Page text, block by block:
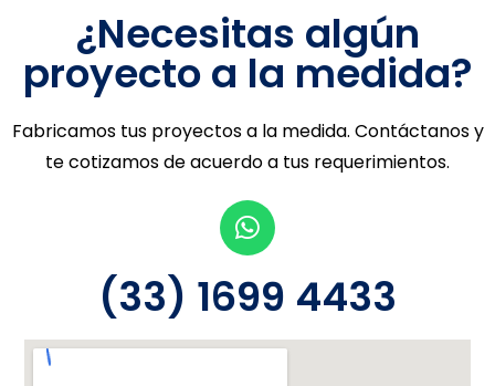
¿Necesitas algún
proyecto a la medida?
Fabricamos tus proyectos a la medida. Contáctanos y
te cotizamos de acuerdo a tus requerimientos.
(33) 1699 4433